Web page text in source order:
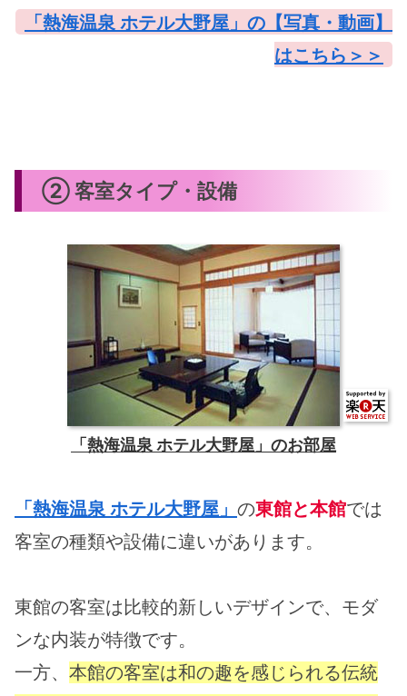
「熱海温泉 ホテル大野屋」の【写真・動画】
はこちら＞＞
② 客室タイプ・設備
「熱海温泉 ホテル大野屋」のお部屋
「熱海温泉 ホテル大野屋」 の東館と本館では
客室の種類や設備に違いがあります。
東館の客室は比較的新しいデザインで、モダ
ンな内装が特徴です。
一方、 本館の客室は和の趣を感じられる伝統